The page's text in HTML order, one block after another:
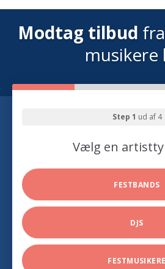
Modtag tilbud
musikere
Step 1 ud af 4
Vælg en
FESTBANDS
DJS
FESTMUSIKERE